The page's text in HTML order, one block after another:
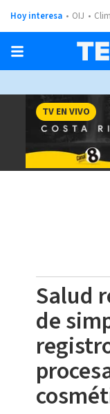
Hoy interesa OIJ
TV EN VIVO
Salud
de